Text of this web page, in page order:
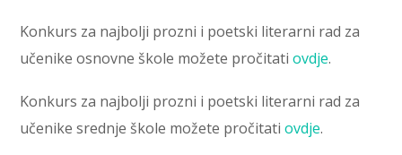
Konkurs za najbolji prozni i poetski literarni rad za
učenike osnovne škole možete pročitatiovdje.
Konkurs za najbolji prozni i poetski literarni rad za
učenike srednje škole možete pročitatiovdje.